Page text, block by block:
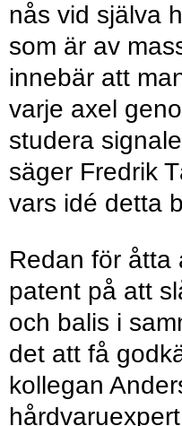
nås vid själva
som är av
innebär att
varje axel
studera
säger Fredrik
vars idé detta
Redan för åtta
patent på att
och balis i
det att få
kollegan